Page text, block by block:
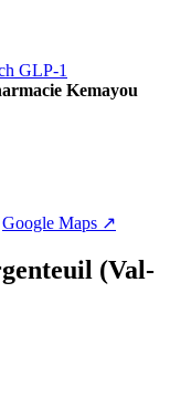
GLP-1
Kemayou
Google Maps ↗
(Val-